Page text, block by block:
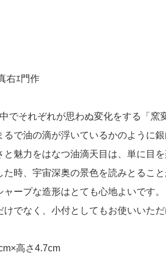
右ｴ門作
でそれぞれが思わぬ変化をする「窯
るで油の滴が浮いているかのように
と魅力をはなつ油滴天目は、単に目を
た時、宇宙深奥の景色を読みとるこ
ャープな造形はとても心地よいです。
けでなく、小付としてもお使いいただ
高さ4.7cm